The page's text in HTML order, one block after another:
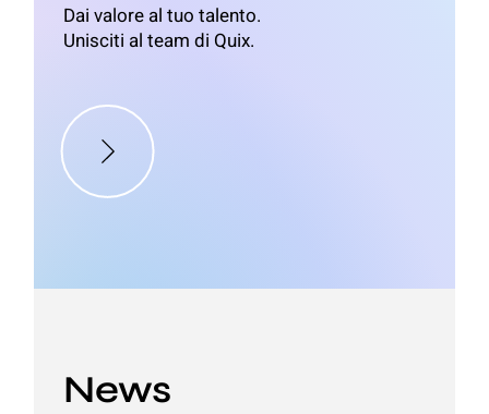
Dai valore al tuo talento.
Unisciti al team di Quix.
News